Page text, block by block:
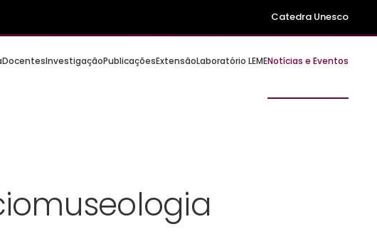
Catedra Unesco
DocentesInvestigaçãoPublicaçõesExtensãoLaboratório LEMENotícias e Eventos